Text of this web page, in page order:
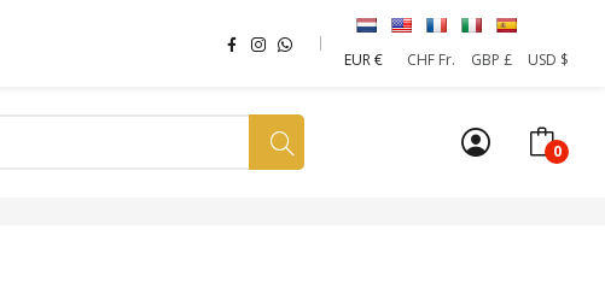
EUR €
CHF Fr. GBP £ USD $
0